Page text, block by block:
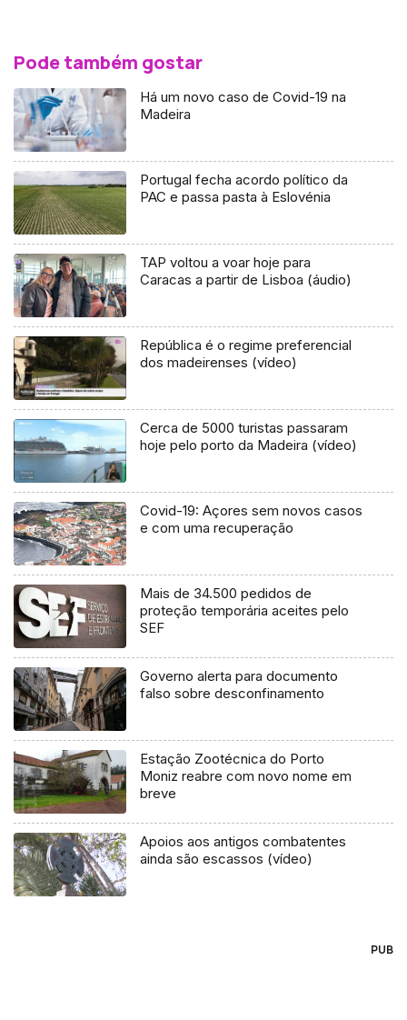
Pode também gostar
Há um novo caso de Covid-19 na
Madeira
Portugal fecha acordo político da
PAC e passa pasta à Eslovénia
TAP voltou a voar hoje para
Caracas a partir de Lisboa (áudio)
República é o regime preferencial
dos madeirenses (vídeo)
Cerca de 5000 turistas passaram
hoje pelo porto da Madeira (vídeo)
Covid-19: Açores sem novos casos
e com uma recuperação
Mais de 34.500 pedidos de
proteção temporária aceites pelo
SEF
Governo alerta para documento
falso sobre desconfinamento
Estação Zootécnica do Porto
Moniz reabre com novo nome em
breve
Apoios aos antigos combatentes
ainda são escassos (vídeo)
PUB